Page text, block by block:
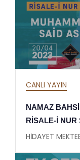
CANLI YAYIN
NAMAZ
RİSALE-İ NUR
HİDAYET